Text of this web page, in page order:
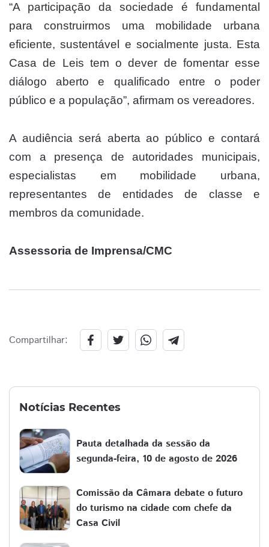
“A participação da sociedade é fundamental
para construirmos uma mobilidade urbana
eficiente, sustentável e socialmente justa. Esta
Casa de Leis tem o dever de fomentar esse
diálogo aberto e qualificado entre o poder
público e a população”, afirmam os vereadores.
A audiência será aberta ao público e contará
com a presença de autoridades municipais,
especialistas em mobilidade urbana,
representantes de entidades de classe e
membros da comunidade.
Assessoria de Imprensa/CMC
Compartilhar:
Notícias Recentes
Pauta detalhada da sessão da
segunda-feira, 10 de agosto de 2026
Comissão da Câmara debate o futuro
do turismo na cidade com chefe da
Casa Civil